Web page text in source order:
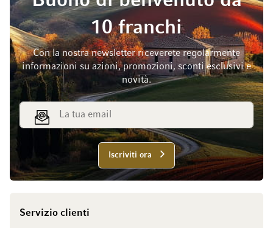
10 franchi
Con la nostra newsletter riceverete regolarmente
informazioni su azioni, promozioni, sconti esclusivi e
novità.
Indirizzo email
Iscriviti ora
Servizio clienti